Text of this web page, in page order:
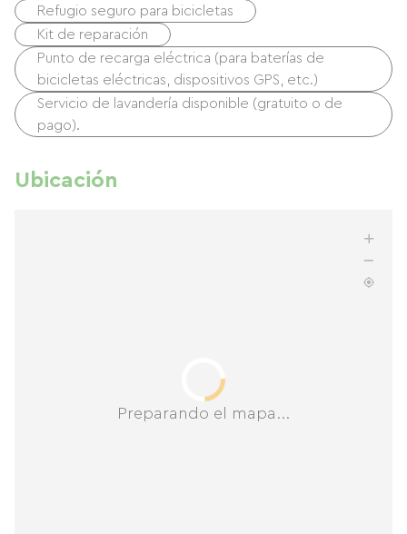
Refugio seguro para bicicletas
Kit de reparación
Punto de recarga eléctrica (para baterías de
bicicletas eléctricas, dispositivos GPS, etc.)
Servicio de lavandería disponible (gratuito o de
pago).
Ubicación
Preparando el mapa...